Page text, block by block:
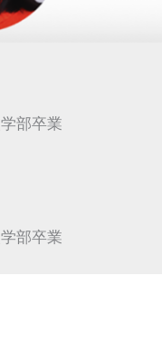
部卒業
部卒業